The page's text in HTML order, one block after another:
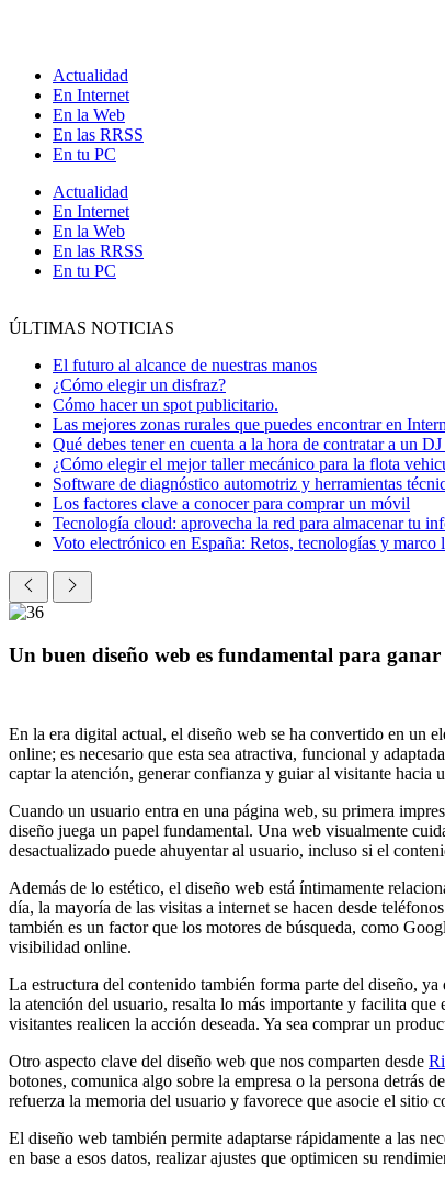
Actualidad
En Internet
En la Web
En las RRSS
En tu PC
Actualidad
En Internet
En la Web
En las RRSS
En tu PC
ÚLTIMAS NOTICIAS
El futuro al alcance de nuestras manos
¿Cómo elegir un disfraz?
Cómo hacer un spot publicitario.
Las mejores zonas rurales que puedes encontrar en
Qué debes tener en cuenta a la hora de contratar a un
¿Cómo elegir el mejor taller mecánico para la flota
Software de diagnóstico automotriz y herramientas
Los factores clave a conocer para comprar un móvil
Tecnología cloud: aprovecha la red para almacenar tu
Voto electrónico en España: Retos, tecnologías y marco
Un buen diseño web es fundamental para
En la era digital actual, el diseño web se ha convertido en un
online; es necesario que esta sea atractiva, funcional y
captar la atención, generar confianza y guiar al visitante hacia
Cuando un usuario entra en una página web, su primera
diseño juega un papel fundamental. Una web visualmente
desactualizado puede ahuyentar al usuario, incluso si el
Además de lo estético, el diseño web está íntimamente
día, la mayoría de las visitas a internet se hacen desde
también es un factor que los motores de búsqueda, como
visibilidad online.
La estructura del contenido también forma parte del diseño,
la atención del usuario, resalta lo más importante y facilita
visitantes realicen la acción deseada. Ya sea comprar un
Otro aspecto clave del diseño web que nos comparten desde
botones, comunica algo sobre la empresa o la persona detrás
refuerza la memoria del usuario y favorece que asocie el sitio
El diseño web también permite adaptarse rápidamente a las
en base a esos datos, realizar ajustes que optimicen su